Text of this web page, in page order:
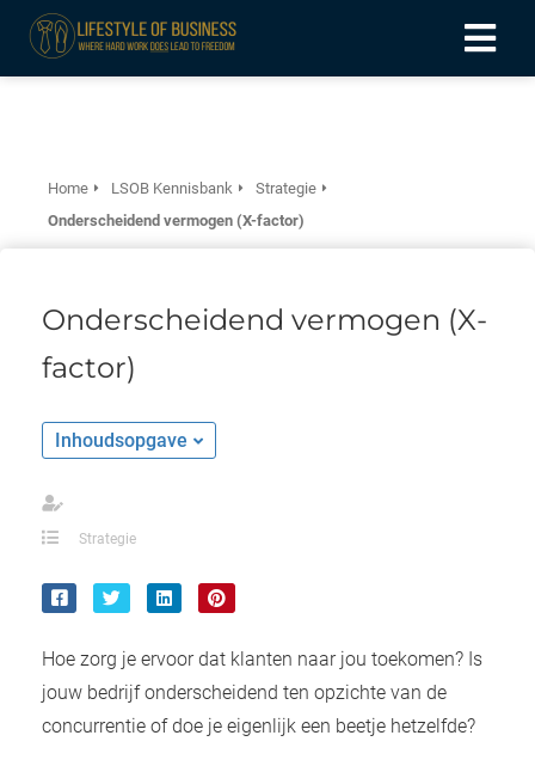
Home LSOB Kennisbank
Strategie
Onderscheidend vermogen (X-factor)
Onderscheidend vermogen (X-
factor)
Inhoudsopgave
Strategie
Hoe zorg je ervoor dat klanten naar jou toekomen? Is
jouw bedrijf onderscheidend ten opzichte van de
concurrentie of doe je eigenlijk een beetje hetzelfde?
om
Ze
gebruikt
kan de